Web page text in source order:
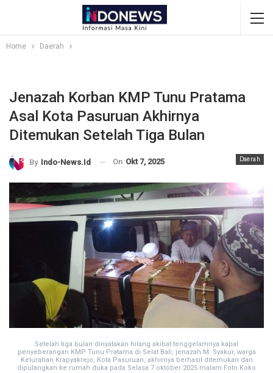
Home Daerah
Jenazah Korban KMP Tunu Pratama
Asal Kota Pasuruan Akhirnya
Ditemukan Setelah Tiga Bulan
Daerah
By Indo-News.id On Okt 7, 2025
Setelah tiga bulan dinyatakan hilang akibat tenggelamnya kapal
penyeberangan KMP Tunu Pratama di Selat Bali, jenazah M. Syakur, warga
Kelurahan Krapyakrejo, Kota Pasuruan, akhirnya berhasil ditemukan dan
dipulangkan ke rumah duka pada Selasa 7 oktober 2025 malam.Foto:Koko